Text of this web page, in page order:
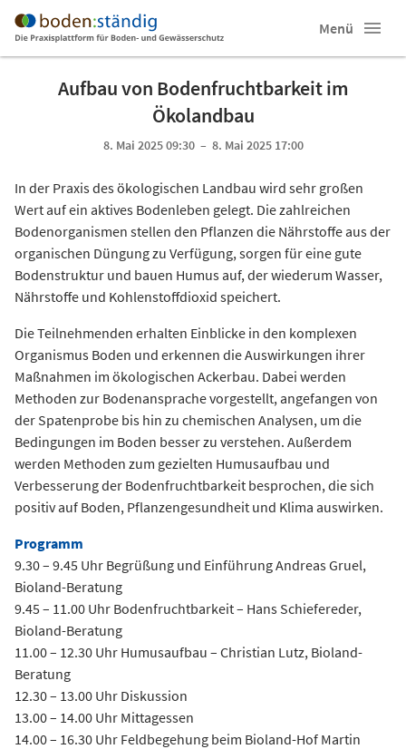
Menü
Aufbau von Bodenfruchtbarkeit im
Ökolandbau
8. Mai 2025 09:30 – 8. Mai 2025 17:00
In der Praxis des ökologischen Landbau wird sehr großen
Wert auf ein aktives Bodenleben gelegt. Die zahlreichen
Bodenorganismen stellen den Pflanzen die Nährstoffe aus der
organischen Düngung zu Verfügung, sorgen für eine gute
Bodenstruktur und bauen Humus auf, der wiederum Wasser,
Nährstoffe und Kohlenstoffdioxid speichert.
Die Teilnehmenden erhalten Einblicke in den komplexen
Organismus Boden und erkennen die Auswirkungen ihrer
Maßnahmen im ökologischen Ackerbau. Dabei werden
Methoden zur Bodenansprache vorgestellt, angefangen von
der Spatenprobe bis hin zu chemischen Analysen, um die
Bedingungen im Boden besser zu verstehen. Außerdem
werden Methoden zum gezielten Humusaufbau und
Verbesserung der Bodenfruchtbarkeit besprochen, die sich
positiv auf Boden, Pflanzengesundheit und Klima auswirken.
Programm
9.30 – 9.45 Uhr Begrüßung und Einführung Andreas Gruel,
Bioland-Beratung
9.45 – 11.00 Uhr Bodenfruchtbarkeit – Hans Schiefereder,
Bioland-Beratung
11.00 – 12.30 Uhr Humusaufbau – Christian Lutz, Bioland-
Beratung
12.30 – 13.00 Uhr Diskussion
13.00 – 14.00 Uhr Mittagessen
14.00 – 16.30 Uhr Feldbegehung beim Bioland-Hof Martin